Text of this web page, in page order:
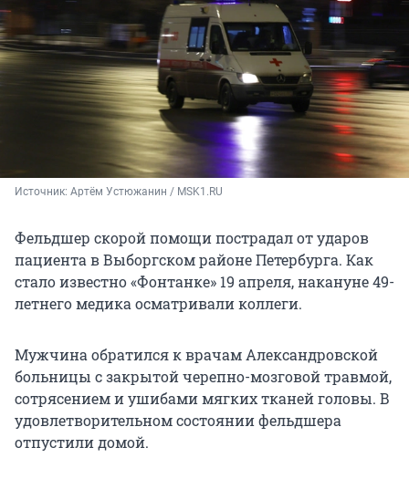
Источник: Артём Устюжанин / MSK1.RU
Фельдшер скорой помощи пострадал от ударов
пациента в Выборгском районе Петербурга. Как
стало известно «Фонтанке» 19 апреля, накануне 49-
летнего медика осматривали коллеги.
Мужчина обратился к врачам Александровской
больницы с закрытой черепно-мозговой травмой,
сотрясением и ушибами мягких тканей головы. В
удовлетворительном состоянии фельдшера
отпустили домой.